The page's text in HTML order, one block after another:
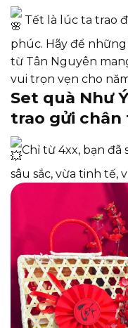
Tết là lúc ta trao
phúc. Hãy để
từ Tân Nguyên
vui trọn vẹn cho
Set quà Như
trao gửi chân
Chỉ từ 4xx, bạn
sâu sắc, vừa tinh tế,